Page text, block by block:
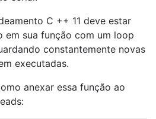
C ++ 11 deve estar
em sua função com um loop
constantemente novas
executadas.
anexar essa função ao